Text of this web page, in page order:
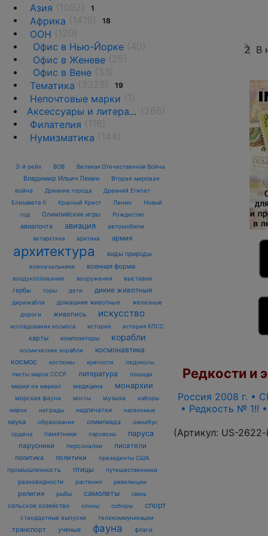
Азия
1
Африка 18
ООН
Офис в Нью-Йорке
Офис в Женеве
Офис в Вене
Тематика
19
Непочтовые марки
Аксессуары и литература
Филателия
Нумизматика
3-й рейх ВОВ Великая Отечественная Война
Владимир Ильич Ленин
Вторая мировая
война
Древние города
Древний Египет
Елизавета II
Красный Крест Ленин
Новый
год
Олимпийские игры Рождество
авиапочта авиация автомобили
антарктика арктика армия
архитектура виды природы
военачальники военная форма
воздухоплавание вооружения выставки
гербы горы дети дикие животные
дирижабли домашние животные
железные
дороги
живопись искусство
исследования космоса история история КПСС
карты композиторы корабли
космические корабли
космонавтика
космос
костюмы крепости
ледоколы
листы марок СССР
литература
лошади
марки на марках
медицина монархии
морская фауна мосты музыка
наборы
марок
награды надпечатки насекомые
наука образование олимпиада
омнибус
ордена
памятники паровозы паруса
парусники персоналии
писатели
политика
политики президенты США
промышленность птицы путешественники
разновидности растения революции
религия рыбы самолеты связь
сельское хозяйство слоны соборы спорт
стандартные выпуски телекоммуникации
транспорт ученые фауна флаги
2 В
Редкости и
Россия 2008 г. •
• Редкость № 1!!
(Артикул: US-